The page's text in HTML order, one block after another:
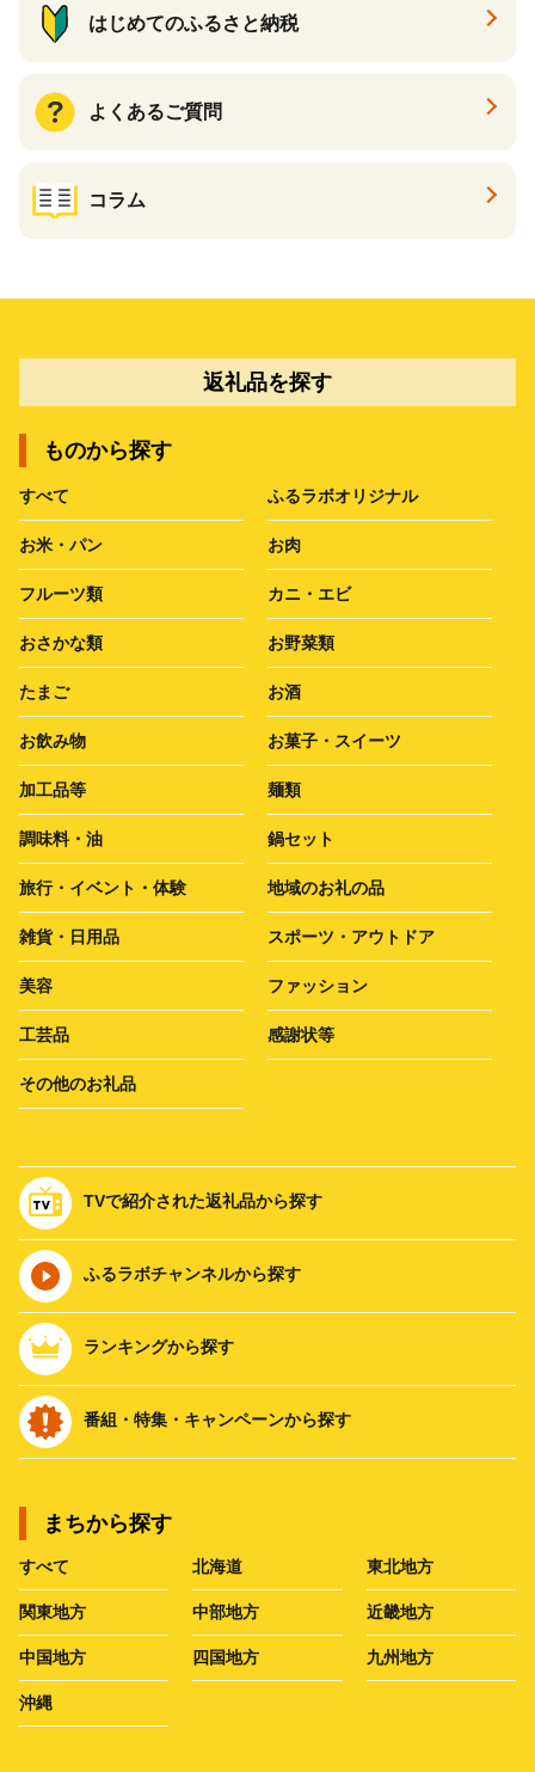
はじめてのふるさと納税
よくあるご質問
コラム
返礼品を探す
ものから探す
すべて ふるラボオリジナル
お米・パン お肉
フルーツ類 カニ・エビ
おさかな類 お野菜類
たまご お酒
お飲み物 お菓子・スイーツ
加工品等 麺類
調味料・油 鍋セット
旅行・イベント・体験 地域のお礼の品
雑貨・日用品 スポーツ・アウトドア
美容 ファッション
工芸品 感謝状等
その他のお礼品
TVで紹介された返礼品から探す
ふるラボチャンネルから探す
ランキングから探す
番組・特集・キャンペーンから探す
まちから探す
すべて 北海道 東北地方
関東地方 中部地方 近畿地方
中国地方 四国地方 九州地方
沖縄